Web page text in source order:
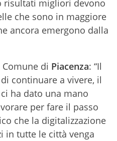
risultati migliori devono
che sono in maggiore
ancora emergono dalla
di Piacenza: “Il
continuare a vivere, il
ha dato una mano
per fare il passo
che la digitalizzazione
in tutte le città venga